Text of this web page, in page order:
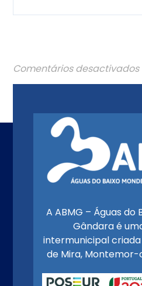
Comentários desactivados
A ABMG – Águas do
Gândara é
intermunicipal
de Mira, Montemor-